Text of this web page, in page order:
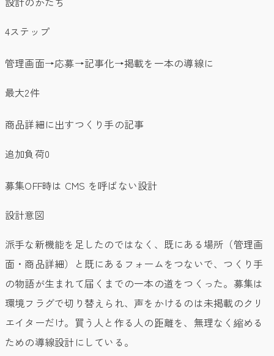
4ステップ
管理画面→応募→記事化→掲載を一本の導線に
最大2件
商品詳細に出すつくり手の記事
追加負荷0
募集OFF時は CMS を呼ばない設計
設計意図
派手な新機能を足したのではなく、既にある場所（管理画
面・商品詳細）と既にあるフォームをつないで、つくり手
の物語が生まれて届くまでの一本の道をつくった。募集は
環境フラグで切り替えられ、声をかけるのは未掲載のクリ
エイターだけ。買う人と作る人の距離を、無理なく縮める
ための導線設計にしている。